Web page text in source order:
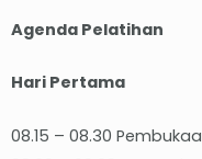
Agenda Pelatihan
Hari Pertama
08.15 – 08.30